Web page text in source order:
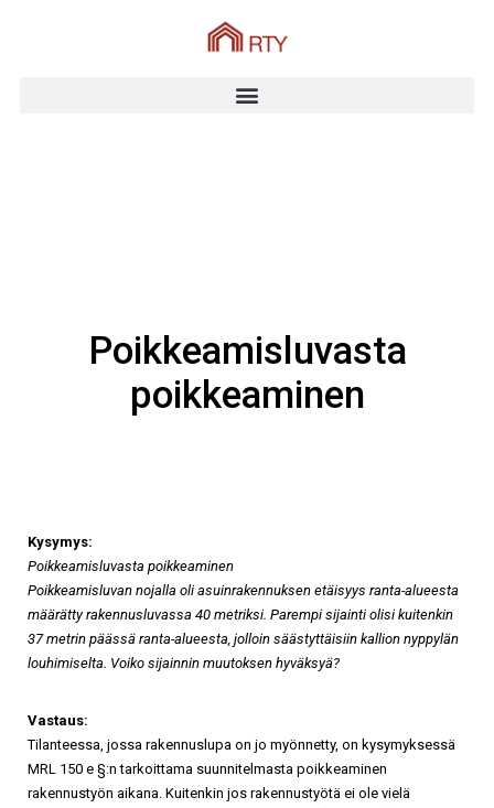
Poikkeamisluvasta
poikkeaminen
Kysymys:
Poikkeamisluvasta poikkeaminen
Poikkeamisluvan nojalla oli asuinrakennuksen etäisyys ranta-alueesta
määrätty rakennusluvassa 40 metriksi. Parempi sijainti olisi kuitenkin
37 metrin päässä ranta-alueesta, jolloin säästyttäisiin kallion nyppylän
louhimiselta. Voiko sijainnin muutoksen hyväksyä?
Vastaus:
Tilanteessa, jossa rakennuslupa on jo myönnetty, on kysymyksessä
MRL 150 e §:n tarkoittama suunnitelmasta poikkeaminen
rakennustyön aikana. Kuitenkin jos rakennustyötä ei ole vielä